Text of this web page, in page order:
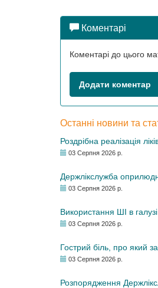
Коментарі
Коментарі до цього
Додати коментар
Останні новини та
Роздрібна реалізація
03 Серпня 2026 р.
Держлікслужба
03 Серпня 2026 р.
Використання ШІ в
03 Серпня 2026 р.
Гострий біль, про який
03 Серпня 2026 р.
Розпорядження